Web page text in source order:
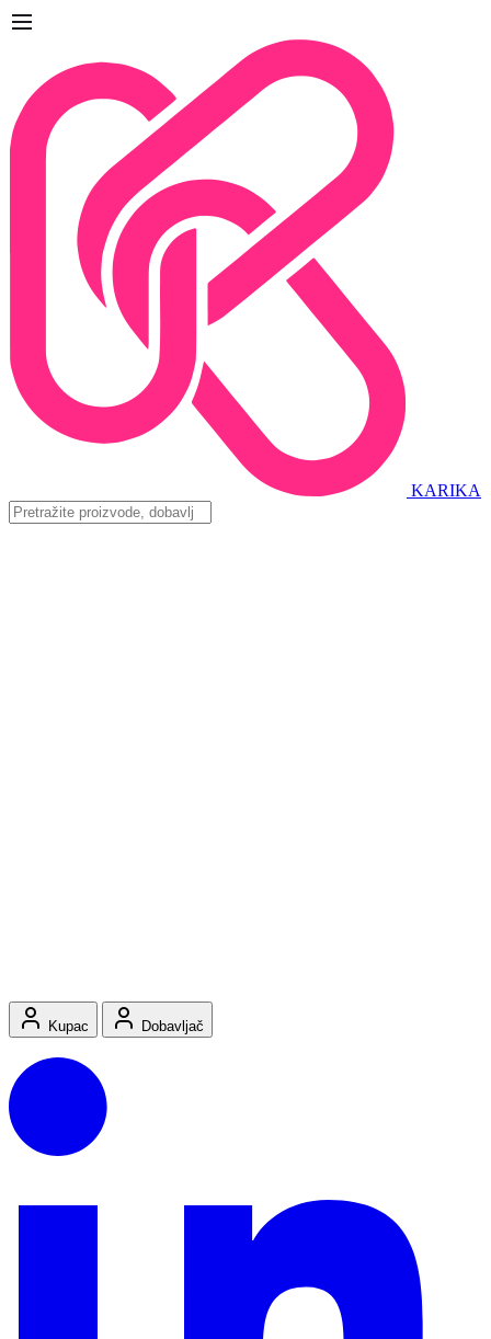
KARIKA
Kupac Dobavljač